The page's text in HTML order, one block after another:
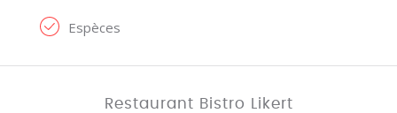
Espèces
Restaurant Bistro Likert